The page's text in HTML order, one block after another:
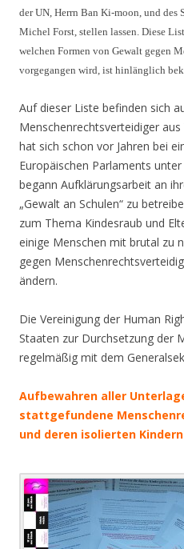
der UN, Herrn Ban Ki-moon, und des
Michel Forst, stellen lassen. Diese
welchen Formen von Gewalt gegen
vorgegangen wird, ist hinlänglich
Auf dieser Liste befinden sich
Menschenrechtsverteidiger
hat sich schon vor Jahren bei
Europäischen Parlaments
begann Aufklärungsarbeit an
„Gewalt an Schulen“ zu
zum Thema Kindesraub und
einige Menschen mit brutal zu
gegen
ändern.
Die Vereinigung der Human
Staaten zur Durchsetzung der
regelmäßig mit dem
Aufbewahren aller
stattgefundene
und deren isolierten Kindern